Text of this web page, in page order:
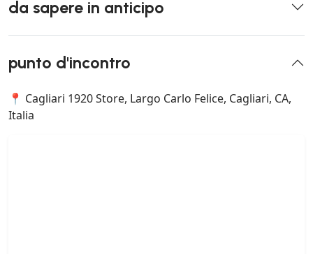
da sapere in anticipo
punto d'incontro
📍 Cagliari 1920 Store, Largo Carlo Felice, Cagliari, CA,
Italia